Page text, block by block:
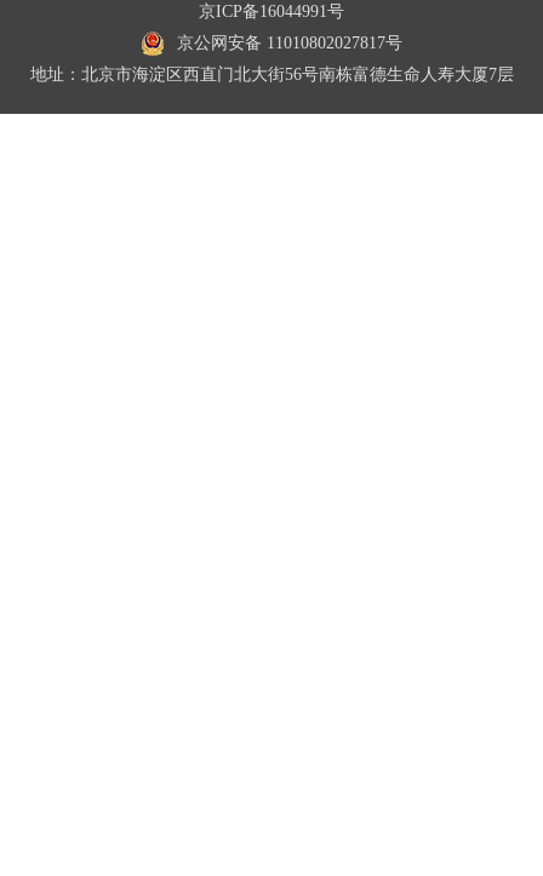
京ICP备16044991号
京公网安备 11010802027817号
地址：北京市海淀区西直门北大街56号南栋富德生命人寿大厦7层